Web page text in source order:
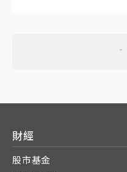
財經
股市基金